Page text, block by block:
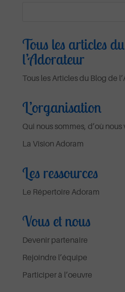
Tous les articles
l’Adorateur
Tous les Articles du Blog de
L’organisation
Qui nous sommes, d’où nous
La Vision Adoram
Les ressources
Le Répertoire Adoram
Vous et nous
Devenir partenaire
Rejoindre l’équipe
Participer à l’oeuvre